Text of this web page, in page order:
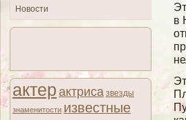
Новости
актер актриса звезды
знаменитости известные
в